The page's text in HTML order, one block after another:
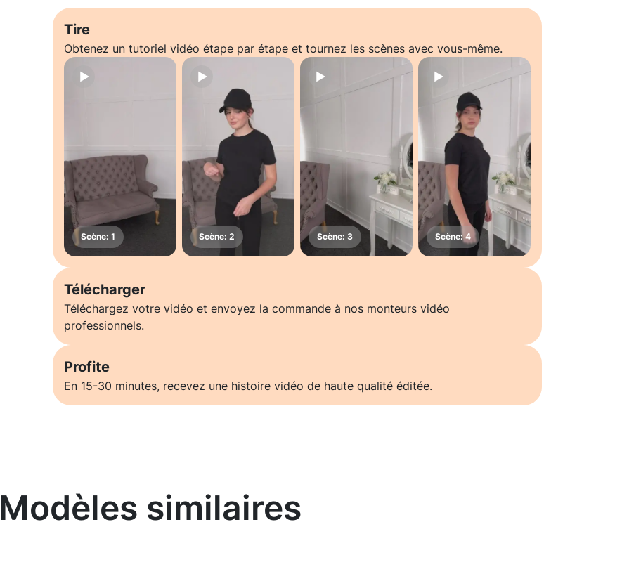
Tire
Obtenez un tutoriel vidéo étape par étape et tournez les scènes avec vous-même.
Télécharger
Téléchargez votre vidéo et envoyez la commande à nos monteurs vidéo
professionnels.
Profite
En 15-30 minutes, recevez une histoire vidéo de haute qualité éditée.
Modèles similaires